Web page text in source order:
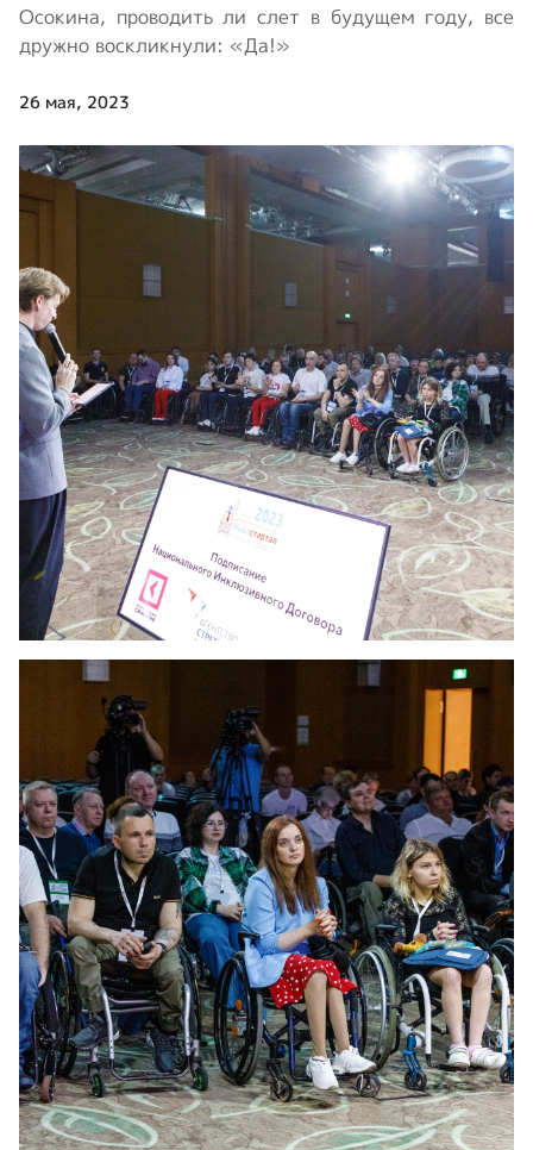
Осокина, проводить ли слет в будущем году, все
дружно воскликнули: «Да!»
26 мая, 2023